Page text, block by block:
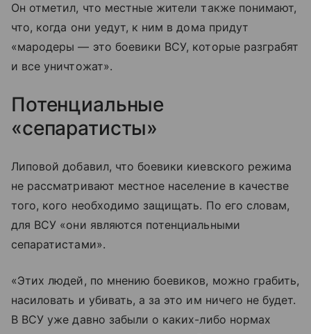
Он отметил, что местные жители также понимают,
что, когда они уедут, к ним в дома придут
«мародеры — это боевики ВСУ, которые разграбят
и все уничтожат».
Потенциальные
«сепаратисты»
Липовой добавил, что боевики киевского режима
не рассматривают местное население в качестве
того, кого необходимо защищать. По его словам,
для ВСУ «они являются потенциальными
сепаратистами».
«Этих людей, по мнению боевиков, можно грабить,
насиловать и убивать, а за это им ничего не будет.
В ВСУ уже давно забыли о каких-либо нормах